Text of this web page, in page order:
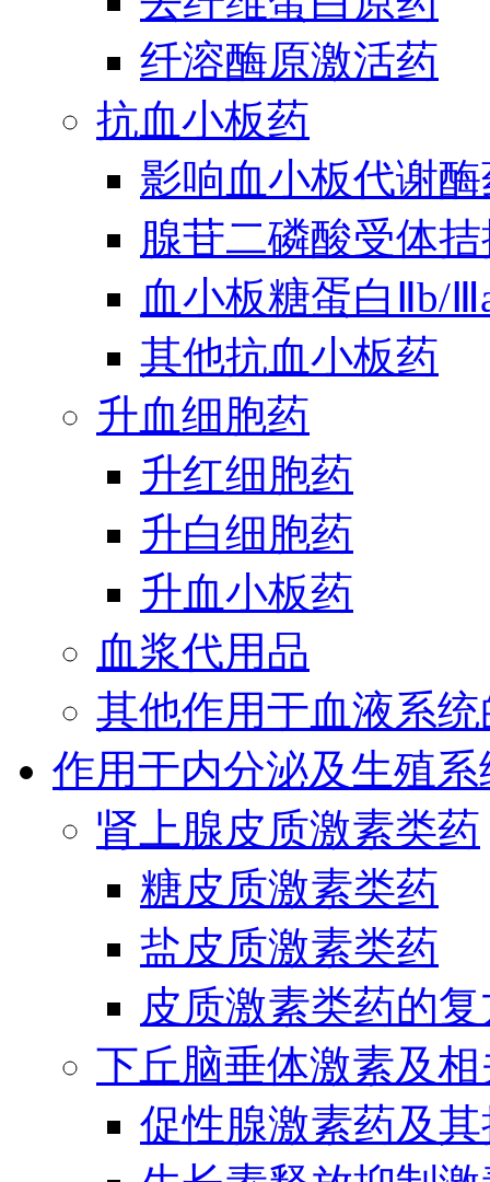
纤溶酶原激活药
抗血小板药
影响血小板代谢
腺苷二磷酸受体
血小板糖蛋白Ⅱb/
其他抗血小板药
升血细胞药
升红细胞药
升白细胞药
升血小板药
血浆代用品
其他作用于血液系
作用于内分泌及生殖
肾上腺皮质激素类药
糖皮质激素类药
盐皮质激素类药
皮质激素类药的
下丘脑垂体激素及
促性腺激素药及